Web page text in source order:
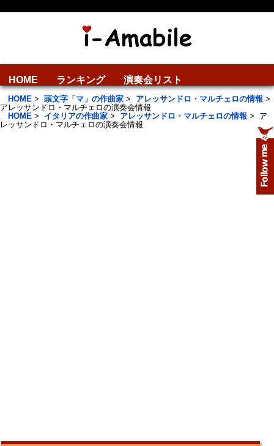
HOME ランキング 演奏会リスト
HOME > 頭文字「マ」の作曲家 > アレッサンドロ・マルチェロの情報 >
アレッサンドロ・マルチェロの演奏会情報
HOME > イタリアの作曲家 > アレッサンドロ・マルチェロの情報 > ア
レッサンドロ・マルチェロの演奏会情報